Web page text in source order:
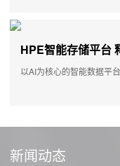
HPE智能存储平台
以AI为核心的智能数据平
新闻动态